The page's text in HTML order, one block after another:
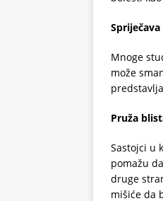
Mnoge
može
Pruža
Sastojci u
pomažu
druge
mišiće da